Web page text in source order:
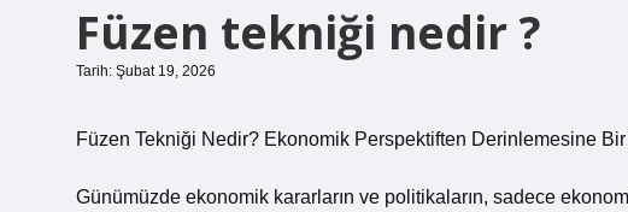
Füzen tekniği nedir ?
Tarih: Şubat 19, 2026
Füzen Tekniği Nedir? Ekonomik Perspektiften Derinlemesine
Günümüzde ekonomik kararların ve politikaların, sadece